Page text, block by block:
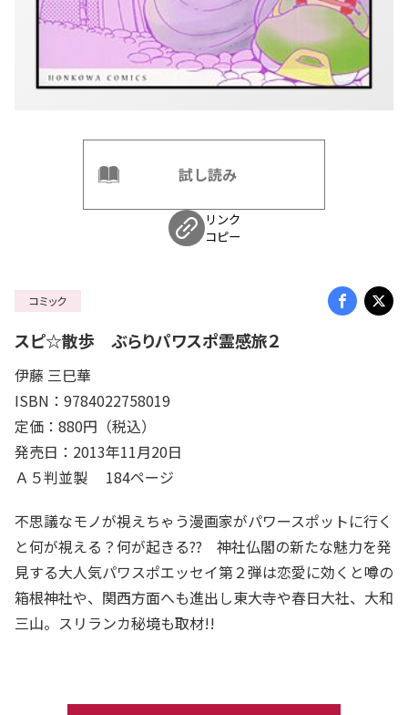
試し読み
リンク
コピー
コミック
スピ☆散歩 ぶらりパワスポ霊感旅２
伊藤 三巳華
ISBN：9784022758019
定価：880円（税込）
発売日：2013年11月20日
Ａ５判並製 184ページ
不思議なモノが視えちゃう漫画家がパワースポットに行く
と何が視える？何が起きる?? 神社仏閣の新たな魅力を発
見する大人気パワスポエッセイ第２弾は恋愛に効くと噂の
箱根神社や、関西方面へも進出し東大寺や春日大社、大和
三山。スリランカ秘境も取材!!